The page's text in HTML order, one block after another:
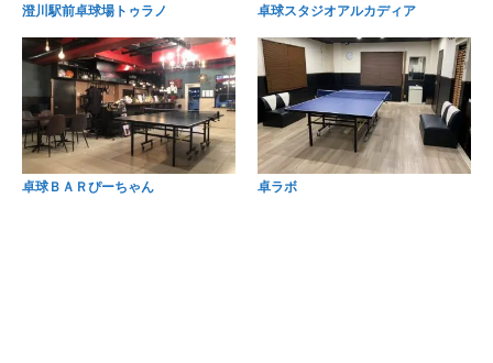
澄川駅前卓球場トゥラノ 卓球スタジオアルカディア
卓球ＢＡＲぴーちゃん 卓ラボ